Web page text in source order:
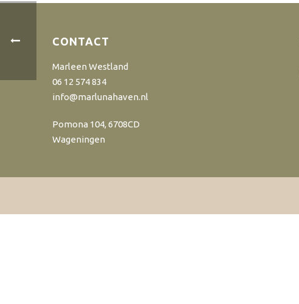
CONTACT
Marleen Westland
06 12 574 834
info@marlunahaven.nl
Pomona 104, 6708CD
Wageningen